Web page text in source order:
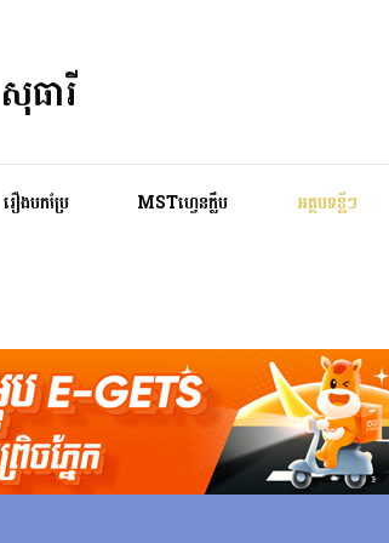
ារី
រឿងបកប្រែ MSTហ្វេនក្លឹប អត្ថបទខ្លីៗ